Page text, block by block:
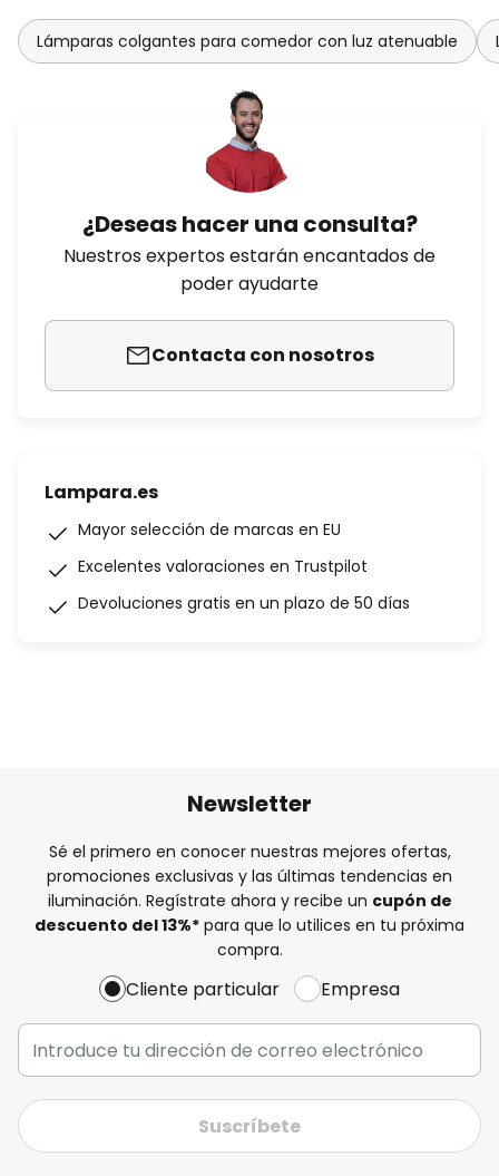
Lámparas colgantes para comedor con luz atenuable
¿Deseas hacer una consulta?
Nuestros expertos estarán encantados de
poder ayudarte
Contacta con nosotros
Lampara.es
Mayor selección de marcas en EU
Excelentes valoraciones en Trustpilot
Devoluciones gratis en un plazo de 50 días
Newsletter
Sé el primero en conocer nuestras mejores ofertas,
promociones exclusivas y las últimas tendencias en
iluminación. Regístrate ahora y recibe un cupón de
descuento del13%* para que lo utilices en tu próxima
compra.
Cliente particular Empresa
Suscríbete